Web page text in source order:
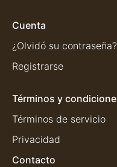
Cuenta
¿Olvidó su contraseña?
Registrarse
Términos y
Términos de servicio
Privacidad
Contacto